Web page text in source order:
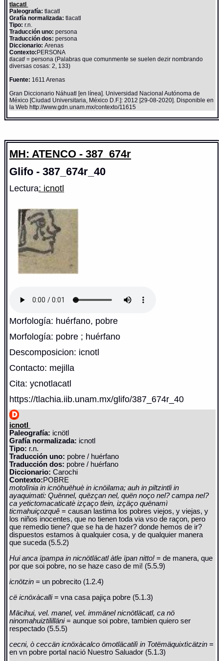
tlacatl
Paleografía: tlacatl
Grafía normalizada: tlacatl
Tipo: r.n.
Traducción uno: persona
Traducción dos: persona
Diccionario:Arenas
Contexto:PERSONA
tlacatl= persona (Palabras que comunmente se suelen dezir nombrando
diversas cosas: 2, 133)
Fuente: 1611 Arenas
Gran Diccionario Náhuatl [en línea]. Universidad Nacional Autónoma de
México [Ciudad Universitaria, México D.F.]: 2012 [29-08-2020]. Disponible en
la Web http://www.gdn.unam.mx/contexto/11615
MH: ATENCO - 387_674r
Glifo - 387_674r_40
Lectura: icnotl
Morfología: huérfano, pobre
Morfología: pobre ; huérfano
Descomposicion: icnotl
Contacto: mejilla
Cita: ycnotlacatl
https://tlachia.iib.unam.mx/glifo/387_674r_40
icnotl
Paleografía: icnötl
Grafía normalizada: icnotl
Tipo: r.n.
Traducción uno: pobre / huérfano
Traducción dos: pobre / huérfano
Diccionario:Carochi
Contexto:POBRE
motolïnia in icnöhuëhuè in icnöilama; auh in piltzintli in
ayaquimati: Quënnel, quëzçan nel, quën noço nel? campa nel?
ca yetictomacaticatè izçaço tlein, izçäço quënamì
ticmahuiçozquê= causan lastima los pobres viejos, y viejas, y
los niños inocentes, que no tienen toda via vso de raçon, pero
que remedio tiene? que se ha de hazer? donde hemos de ir?
dispuestos estamos à qualquier cosa, y de qualquier manera
que suceda (5.5.2)
Hui anca ïpampa in nicnötläcatl àtle ïpan nitto!= de manera, que
por que soi pobre, no se haze caso de mi! (5.5.9)
icnötzin= un pobrecito (1.2.4)
cë icnöxàcalli= vna casa pajiça pobre (5.1.3)
Mäcihui, vel. manel, vel. immänel nicnötläcatl, ca nö
ninomahuiztililläni= aunque soi pobre, tambien quiero ser
respectado (5.5.5)
cecni, ò ceccän icnöxàcalco ömotläcatilì in Totëmäquixtìcätzin=
en vn pobre portal nació Nuestro Saluador (5.1.3)